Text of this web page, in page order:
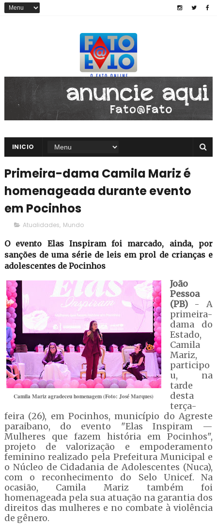
INICIO
Primeira-dama Camila Mariz é
homenageada durante evento
em Pocinhos
Atualidades, Mundo
O evento Elas Inspiram foi marcado, ainda, por
sanções de uma série de leis em prol de crianças e
adolescentes de Pocinhos
Camila Mariz agradeceu homenagem (Foto: José Marques)
João
Pessoa
(PB)- A
primeira-
dama do
Estado,
Camila
Mariz,
participo
u, na
tarde
desta
terça-
feira (26), em Pocinhos, município do Agreste
paraibano, do evento "Elas Inspiram —
Mulheres que fazem história em Pocinhos",
projeto de valorização e empoderamento
feminino realizado pela Prefeitura Municipal e
o Núcleo de Cidadania de Adolescentes (Nuca),
com o reconhecimento do Selo Unicef. Na
ocasião, Camila Mariz também foi
homenageada pela sua atuação na garantia dos
direitos das mulheres e no combate à violência
de gênero.